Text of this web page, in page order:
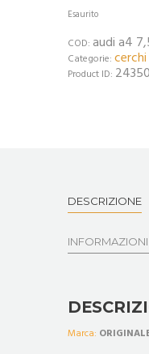
Esaurito
COD: audi a4
Categorie:
Product ID: 24350
DESCRIZIONE
Marca: